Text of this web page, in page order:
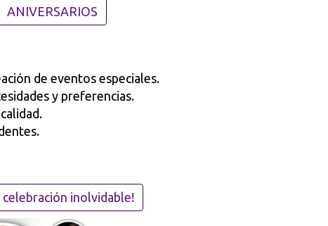
ANIVERSARIOS
de eventos especiales.
y preferencias.
celebración inolvidable!